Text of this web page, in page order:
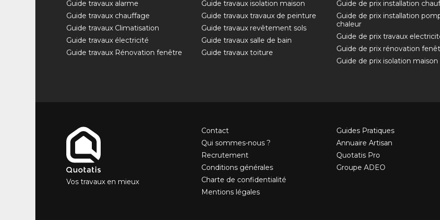
Guide travaux alarme
Guide travaux chauffage
Guide travaux Climatisation
Guide travaux électricité
Guide travaux Rénovation fenêtre
Guide travaux isolation maison
Guide travaux travaux de peinture
Guide travaux revêtement sols
Guide travaux salle de bain
Guide travaux toiture
Guide de prix installation
Guide de prix installation
chaleur
Guide de prix travaux
Guide de prix rénovation
Guide de prix isolation maison
Vos travaux en mieux
Contact
Qui sommes-nous ?
Recrutement
Conditions générales
Charte de confidentialité
Mentions légales
Guides Pratiques
Annuaire Artisan
Quotatis Pro
Groupe ADEO